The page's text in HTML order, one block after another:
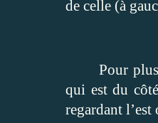
de celle (à
Pour
qui est du
regardant l’est